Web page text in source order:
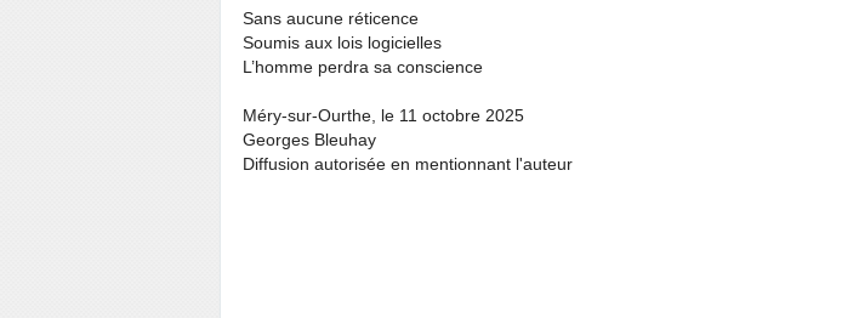
Sans aucune réticence
Soumis aux lois logicielles
L’homme perdra sa conscience
Méry-sur-Ourthe, le 11 octobre 2025
Georges Bleuhay
Diffusion autorisée en mentionnant l'auteur